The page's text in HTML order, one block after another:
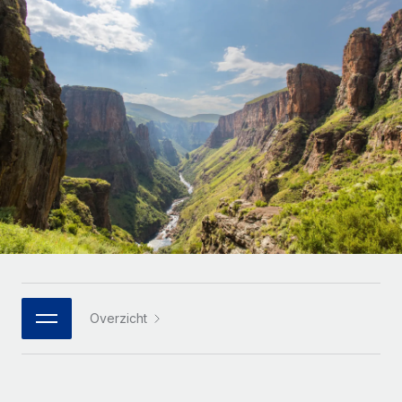
Zzp'ers internationaal onboarden en beheren
PEO
Ingewikkelde HR-taken eenvoudig uitbesteden
INFRASTRUCTUUR
Remote Embedded
HR naadloos in workflows integreren
Platform
Ingebouwde essentiële HR-functies voor je team
Integraties
GROEIFASE
Flexibele global HR en payroll solutions voor groeiende
bedrijven
Mid-market
Teams uitbreiden met HR solutions op maat
Enterprise
Global HR voor grote bedrijven
WERK MET ONS SAMEN
Strategische technologiepartners
Betalingscalculator voor zzp'ers
Ontdek valuta-opties en betaalsnelheden voor
internationale zzp'ers
LEREN MET REMOTE
Onderzoek en gidsen
Casestudy's
HR-woordenlijst
Checklists en templates
Webinars
Nederlands
Français
Deutsch
Español
Italiano
Português (Portugal)
日本語
한국어
Overzicht